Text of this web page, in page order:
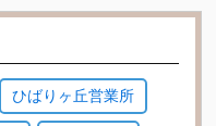
ひばりヶ丘営業所